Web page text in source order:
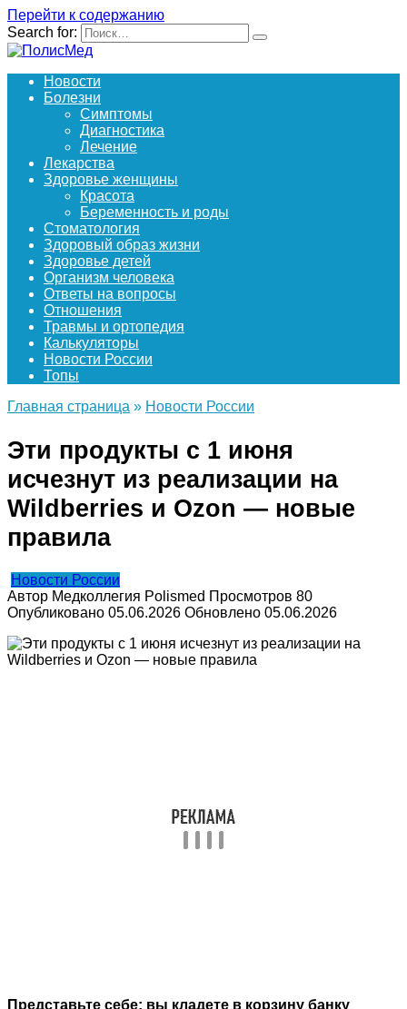
Перейти к содержанию
Search for:
Новости
Болезни
Симптомы
Диагностика
Лечение
Лекарства
Здоровье женщины
Красота
Беременность и роды
Стоматология
Здоровый образ жизни
Здоровье детей
Организм человека
Ответы на вопросы
Отношения
Травмы и ортопедия
Калькуляторы
Новости России
Топы
Главная страница » Новости России
Эти продукты с 1 июня
исчезнут из реализации на
Wildberries и Ozon — новые
правила
Новости России
Автор Медколлегия Polismed Просмотров 80
Опубликовано 05.06.2026 Обновлено 05.06.2026
Представьте себе: вы кладете в корзину банку